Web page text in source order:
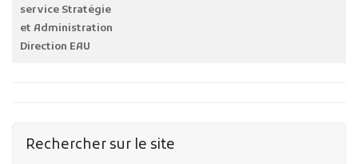
service Stratégie
et Administration
Direction EAU
Rechercher sur le site